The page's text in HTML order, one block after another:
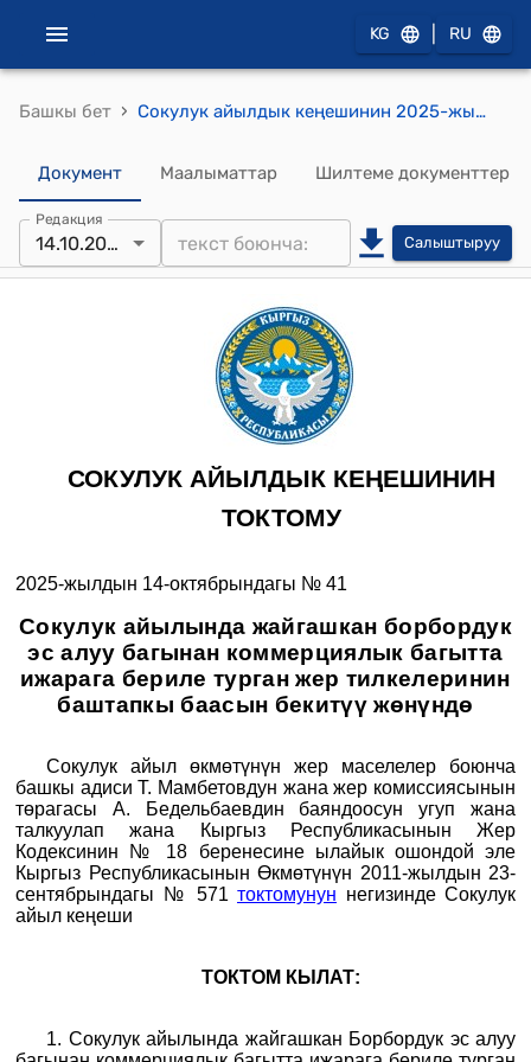
KG RU
Башкы бет › Сокулук айылдык кеңешинин 2025-жылдын 14-октябрындагы № 41 "Сокулук айылында жайгашкан борбордук эс алуу багынан коммерциялык багытта ижарага бериле турган жер тилкелеринин баштапкы баасын бекитүү жөнүндө" токтому
Документ Маалыматтар Шилтеме документтер
Редакция
14.10.2025 Салыштыруу